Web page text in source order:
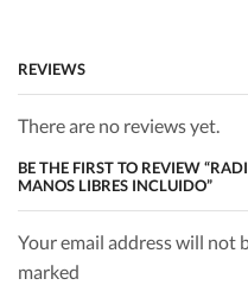
– Level Nivel VOX: OFF / 1/
– Ocupado Bloqueo de
– Exploración del modo de
– Función de ahorro de
– Función de monitoreo
– Advertencia / indicación
– Idioma chino / inglés
REVIEWS
There are no reviews yet.
BE THE FIRST TO REVIEW
MANOS LIBRES INCLUIDO”
Your email address will not
marked